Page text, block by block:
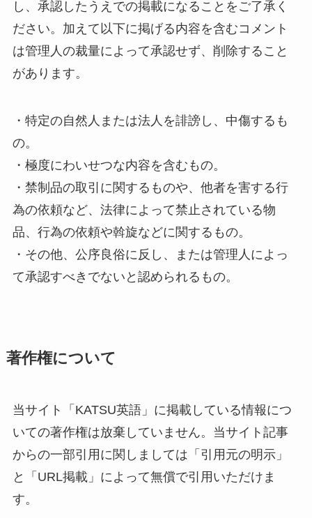
し、承認したうえでの掲載になることをご了承く
ださい。加えて以下に掲げる内容を含むコメント
は管理人の裁量によって承認せず、削除すること
があります。
・特定の自然人または法人を誹謗し、中傷するも
の。
・極度にわいせつな内容を含むもの。
・禁制品の取引に関するものや、他者を害する行
為の依頼など、法律によって禁止されている物
品、行為の依頼や斡旋などに関するもの。
・その他、公序良俗に反し、または管理人によっ
て承認すべきでないと認められるもの。
著作権について
当サイト「KATSU英語」に掲載している情報につ
いての著作権は放棄していません。当サイト記事
からの一部引用に関しましては「引用元の明示」
と「URL掲載」によって無償で引用いただけま
す。